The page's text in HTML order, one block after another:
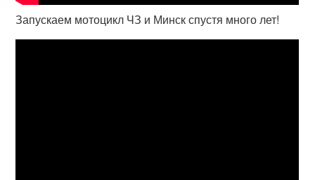
Запускаем мотоцикл ЧЗ и Минск спустя много лет!